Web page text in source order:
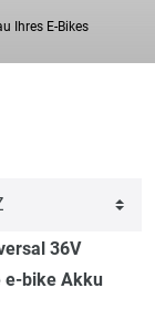
Ihres E-Bikes
36V
e-bike Akku